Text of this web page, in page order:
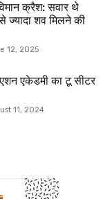
क्रैश: सवार थे
शव मिलने की
12, 2025
एकेडमी का टू सीटर
11, 2024